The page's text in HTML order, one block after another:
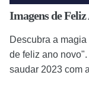
Imagens de
Descubra a
de feliz ano
saudar 2023 com